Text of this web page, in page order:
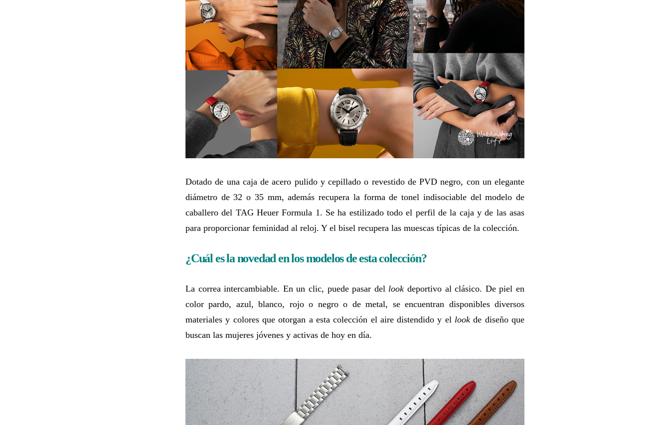
Dotado de una caja de acero pulido y cepillado o revestido de PVD negro, con un elegante
diámetro de 32 o 35 mm, además recupera la forma de tonel indisociable del modelo de
caballero del TAG Heuer Formula 1. Se ha estilizado todo el perfil de la caja y de las asas
para proporcionar feminidad al reloj. Y el bisel recupera las muescas típicas de la colección.
¿Cuál es la novedad en los modelos de esta colección?
La correa intercambiable. En un clic, puede pasar del look deportivo al clásico. De piel en
color pardo, azul, blanco, rojo o negro o de metal, se encuentran disponibles diversos
materiales y colores que otorgan a esta colección el aire distendido y el look de diseño que
buscan las mujeres jóvenes y activas de hoy en día.